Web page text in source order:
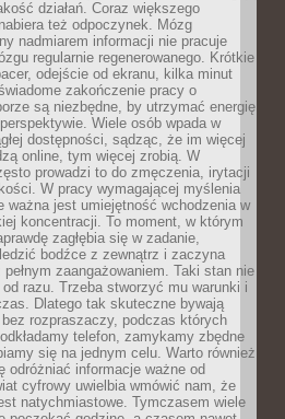
działań. Coraz większego
też odpoczynek. Mózg
nadmiarem informacji nie pracuje
regularnie regenerowanego. Krótkie
odejście od ekranu, kilka minut
zakończenie pracy o
są niezbędne, by utrzymać energię
Wiele osób wpada w
dostępności, sądząc, że im więcej
online, tym więcej zrobią. W
prowadzi to do zmęczenia, irytacji
W pracy wymagającej myślenia
ważna jest umiejętność wchodzenia w
koncentracji. To moment, w którym
zagłębia się w zadanie,
bodźce z zewnątrz i zaczyna
pełnym zaangażowaniem. Taki stan nie
od razu. Trzeba stworzyć mu warunki i
Dlatego tak skuteczne bywają
rozpraszaczy, podczas których
telefon, zamykamy zbędne
się na jednym celu. Warto również
odróżniać informacje ważne od
cyfrowy uwielbia wmówić nam, że
natychmiastowe. Tymczasem wiele